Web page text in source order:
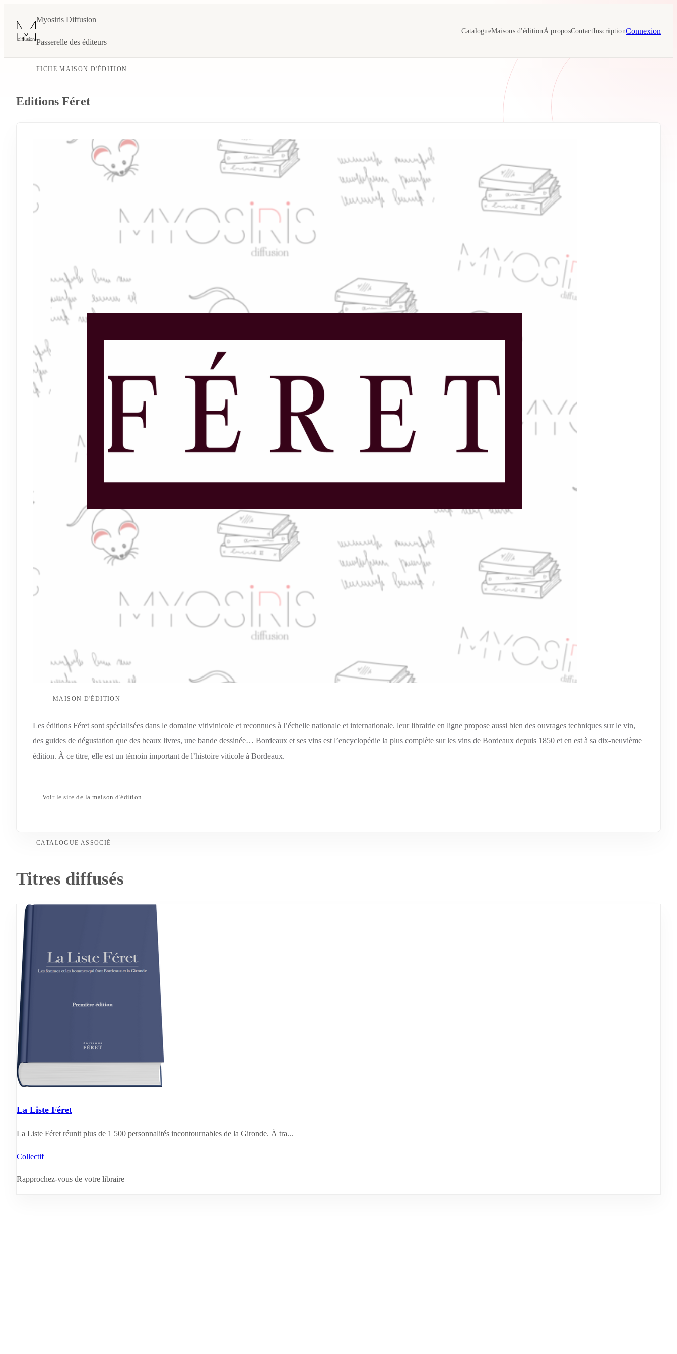
Myosiris Diffusion
Passerelle des éditeurs
CatalogueMaisons d'édition À proposContactInscriptionConnexion
FICHE MAISON D'ÉDITION
Editions Féret
MAISON D'ÉDITION
Les éditions Féret sont spécialisées dans le domaine vitivinicole et reconnues à l’échelle nationale et internationale. leur librairie en ligne propose aussi bien des ouvrages techniques sur le vin,
des guides de dégustation que des beaux livres, une bande dessinée… Bordeaux et ses vins est l’encyclopédie la plus complète sur les vins de Bordeaux depuis 1850 et en est à sa dix-neuvième
édition. À ce titre, elle est un témoin important de l’histoire viticole à Bordeaux.
Voir le site de la maison d'édition
CATALOGUE ASSOCIÉ
Titres diffusés
La Liste Féret
La Liste Féret réunit plus de 1 500 personnalités incontournables de la Gironde. À tra...
Collectif
Rapprochez-vous de votre libraire